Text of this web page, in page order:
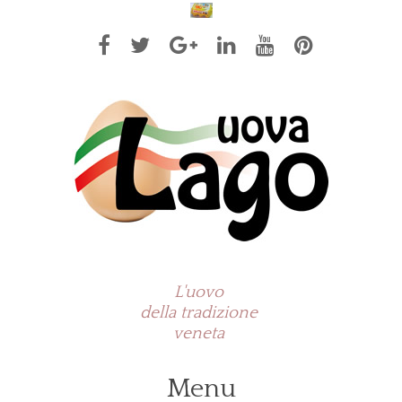
L'uovo
della tradizione
veneta
Menu